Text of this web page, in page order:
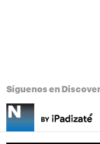
Síguenos en Discover